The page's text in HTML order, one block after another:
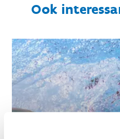
Ook